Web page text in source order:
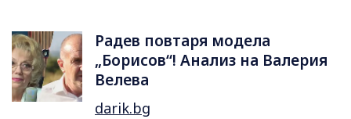
Радев повтаря модела
„Борисов“! Анализ на Валерия
Велева
darik.bg